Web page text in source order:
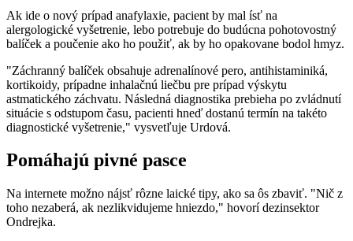
Ak ide o nový prípad anafylaxie, pacient by mal ísť na
alergologické vyšetrenie, lebo potrebuje do budúcna pohotovostný
balíček a poučenie ako ho použiť, ak by ho opakovane bodol hmyz.
"Záchranný balíček obsahuje adrenalínové pero, antihistaminiká,
kortikoidy, prípadne inhalačnú liečbu pre prípad výskytu
astmatického záchvatu. Následná diagnostika prebieha po zvládnutí
situácie s odstupom času, pacienti hneď dostanú termín na takéto
diagnostické vyšetrenie," vysvetľuje Urdová.
Pomáhajú pivné pasce
Na internete možno nájsť rôzne laické tipy, ako sa ôs zbaviť. "Nič z
toho nezaberá, ak nezlikvidujeme hniezdo," hovorí dezinsektor
Ondrejka.